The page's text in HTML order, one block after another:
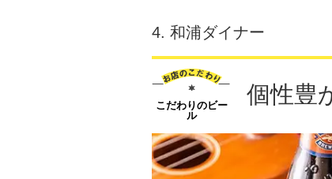
4. 和浦ダイナー
こだわりのビー
ル
個性豊